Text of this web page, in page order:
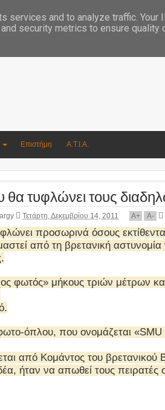
Επιστήμη Α.Τ.Ι.Α.
τυφλώνει τους
argy Τετάρτη, Δεκεμβρίου 14, 2011 A+ A-
προσωρινά όσους
από τη βρετανική αστυνομία
φωτός» μήκους τριών μέτρων
όπλου, που ονομάζεται «SMU
από Κομάντος του βρετανικού
ήταν να απωθεί τους πειρατές
and to analyze traffic. Your
security metrics to ensure quality